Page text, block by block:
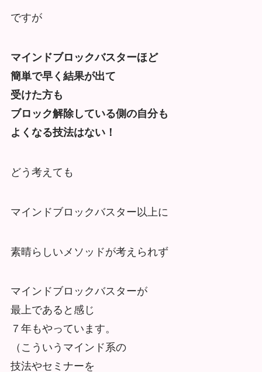
ですが
マインドブロックバスターほど
簡単で早く結果が出て
受けた方も
ブロック解除している側の自分も
よくなる技法はない！
どう考えても
マインドブロックバスター以上に
素晴らしいメソッドが考えられず
マインドブロックバスターが
最上であると感じ
７年もやっています。
（こういうマインド系の
技法やセミナーを